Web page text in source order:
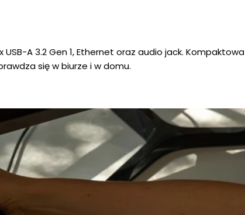
A 3.2 Gen 1, Ethernet oraz audio jack. Kompaktowa
się w biurze i w domu.